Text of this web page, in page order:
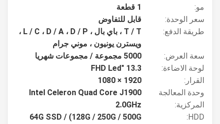
سعر الوحدة:
قابل للتفاوض
طريقة الدفع:
T / T ، باي بال ، L / C ، D / A ، D / P ،
ويسترن يونيون ، موني جرام
سعة العرض:
5000 مجموعة / مجموعات شهريا
لوحة الاضاءة:
القرار:
1920 × 1080
وحدة المعالجة
المركزية:
Intel Celeron Quad Core J1900
2.0GHz
64G SSD / (128G / 250G / 500G